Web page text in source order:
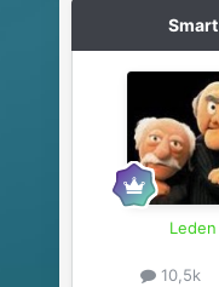
Smart
Leden
10,5k